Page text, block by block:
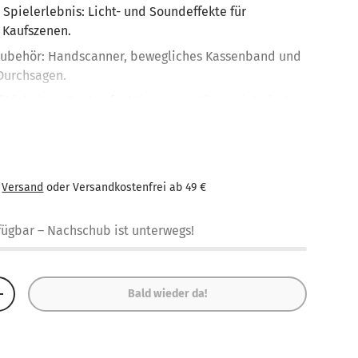
Spielerlebnis: Licht- und Soundeffekte für
Handscanner, bewegliches Kassenband und
Hergestellt aus stabilem Kunststoff für
Versand oder Versandkostenfrei ab 49 €
– Nachschub ist unterwegs!
Bald wieder da!